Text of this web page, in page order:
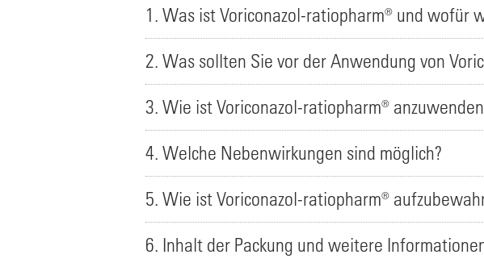
1. Was ist Voriconazol-ratiopharm® und wofür
2. Was sollten Sie vor der Anwendung von
3. Wie ist Voriconazol-ratiopharm®
4. Welche Nebenwirkungen sind möglich?
5. Wie ist Voriconazol-ratiopharm®
6. Inhalt der Packung und weitere